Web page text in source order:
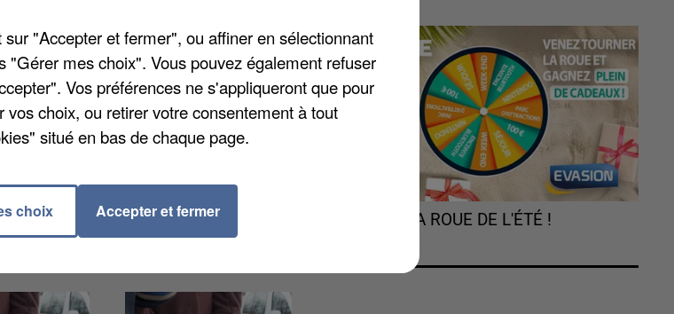
44 ans sous curatelle renforcée a été
tribunal de Beauvais.Le Courrier
cuisine et faisait peur au passant.
d'agressions sexuelles et menace
TOURNEZ LA ROUE DE L'ÉTÉ !
"Accepter et fermer", ou affiner en sélectionnant
"Gérer mes choix". Vous pouvez également refuser
Vos préférences ne s'appliqueront que pour
choix, ou retirer votre consentement à tout
situé en bas de chaque page.
choix Accepter et fermer